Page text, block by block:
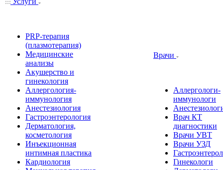
PRP-терапия
(плазмотерапия)
Медицинские
анализы
Акушерство и
гинекология
Аллергология-
иммунология
Анестезиология
Гастроэнтерология
Дерматология,
косметология
Инъекционная
интимная пластика
Кардиология
Врачи
Аллергологи-
иммунологи
Врач КТ
диагностики
Врачи УВТ
Врачи УЗД
Гинекологи